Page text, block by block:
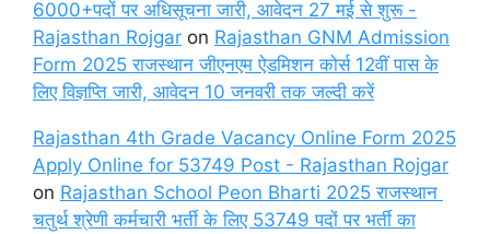
6000+पदों पर अधिसूचना जारी, आवेदन 27 मई से शुरू -
Rajasthan Rojgar on Rajasthan GNM Admission
Form 2025 राजस्थान जीएनएम ऐडमिशन कोर्स 12वीं पास के
लिए विज्ञप्ति जारी, आवेदन 10 जनवरी तक जल्दी करें
Rajasthan 4th Grade Vacancy Online Form 2025
Apply Online for 53749 Post - Rajasthan Rojgar
on Rajasthan School Peon Bharti 2025 राजस्थान
चतुर्थ श्रेणी कर्मचारी भर्ती के लिए 53749 पदों पर भर्ती का